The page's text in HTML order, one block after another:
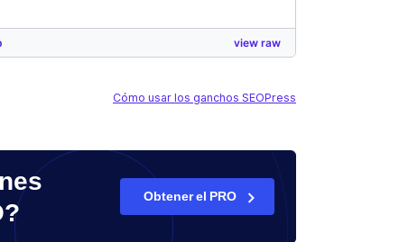
view raw
Cómo usar los ganchos SEOPress
Obtener el PRO